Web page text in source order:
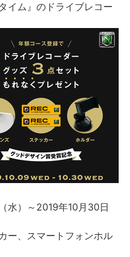
イム』のドライブレコー
水）～2019年10月30日
ー、スマートフォンホル